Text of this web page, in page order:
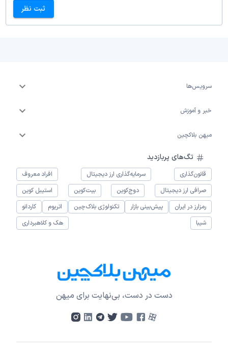
ثبت نظر
سرویس‌ها
خبر و آموزش
میهن بلاکچین
تگ‌های پربازدید
قانون‌گذاری سرمایه‌گذاری ارز دیجیتال
افراد معروف
صرافی ارز دیجیتال
دوج‌کوین بیت‌کوین
استیبل کوین
رمزارز در ایران
پیش‌بینی بازار تکنولوژی بلاک‌چین اتریوم
کاردانو
شیبا
هک و کلاهبرداری
دست در دست، بی‌نهایت برای میهن